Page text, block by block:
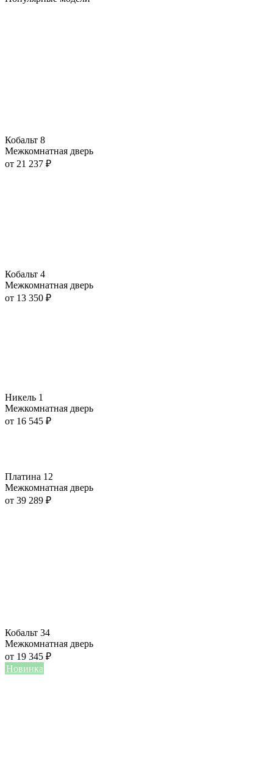
Кобальт 8
Межкомнатная дверь
от 21 237 ₽
Кобальт 4
Межкомнатная дверь
от 13 350 ₽
Никель 1
Межкомнатная дверь
от 16 545 ₽
Платина 12
Межкомнатная дверь
от 39 289 ₽
Кобальт 34
Межкомнатная дверь
от 19 345 ₽
Новинка